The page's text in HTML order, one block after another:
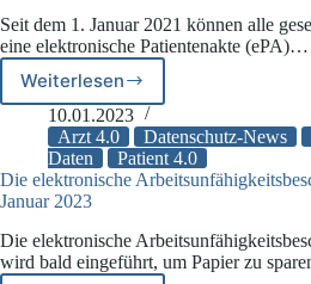
Impfzentrum
Seit dem 1. Januar 2021 können alle
eine elektronische Patientenakte (ePA)…
Weiterlesen
e-
Patientenakte:
Bleibt
der
Datenschutz
auf
Strecke?
10.01.2023
Arzt 4.0
Datenschutz-News
Daten
Patient 4.0
Die elektronische
Januar 2023
Die elektronische
wird bald eingeführt, um Papier zu